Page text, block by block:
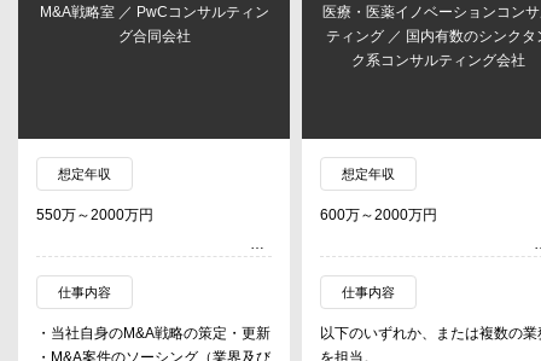
M&A戦略室 ／ PwCコンサルティン
グ合同会社
想定年収
550万～2000万円
仕事内容
・当社自身のM&A戦略の策定・更新
・M&A案件のソーシング（業界及び
医療・医薬イノベーションコン
ティング ／ 国内有数のシンクタ
ク系コンサルティング会社
想定年収
600万～2000万円
仕事内容
以下のいずれか、または複数の業
を担当。